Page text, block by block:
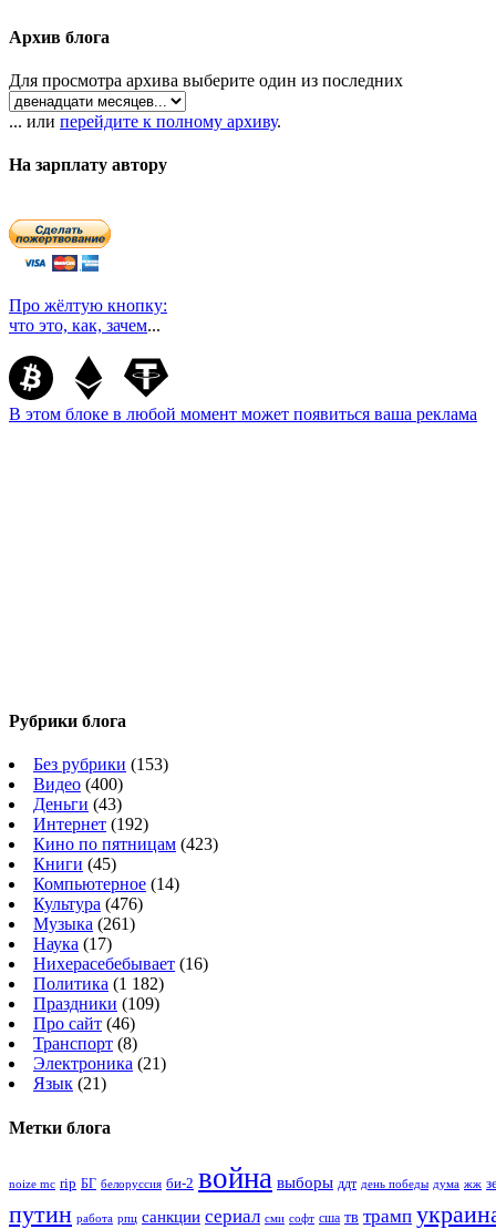
Архив блога
Для просмотра архива выберите один из последних
... или перейдите к полному архиву.
На зарплату автору
Про жёлтую кнопку:
что это, как, зачем...
В этом блоке в любой момент может появиться ваша реклама
Рубрики блога
Без рубрики (153)
Видео (400)
Деньги (43)
Интернет (192)
Кино по пятницам (423)
Книги (45)
Компьютерное (14)
Культура (476)
Музыка (261)
Наука (17)
Нихерасебебывает (16)
Политика (1 182)
Праздники (109)
Про сайт (46)
Транспорт (8)
Электроника (21)
Язык (21)
Метки блога
noize mc rip БГ белоруссия би-2 война выборы ддт день победы дума жж
путин работа рпц санкции сериал сми софт сша тв трамп